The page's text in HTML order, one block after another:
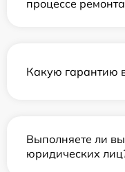
процессе
Какую гарантию
Выполняете ли
юридических